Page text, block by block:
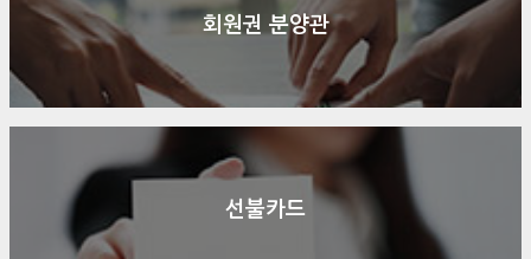
회원권 분양관
선불카드